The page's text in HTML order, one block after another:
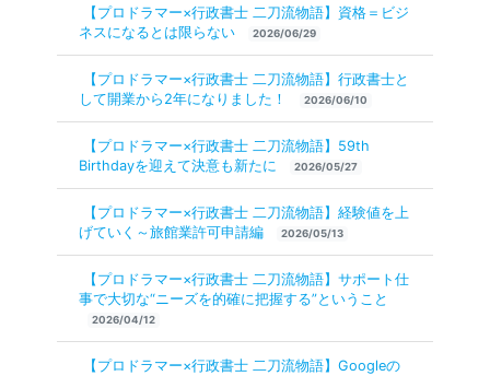
【プロドラマー×行政書士 二刀流物語】資格＝ビジ
ネスになるとは限らない
2026/06/29
【プロドラマー×行政書士 二刀流物語】行政書士と
して開業から2年になりました！
2026/06/10
【プロドラマー×行政書士 二刀流物語】59th
Birthdayを迎えて決意も新たに
2026/05/27
【プロドラマー×行政書士 二刀流物語】経験値を上
げていく～旅館業許可申請編
2026/05/13
【プロドラマー×行政書士 二刀流物語】サポート仕
事で大切な“ニーズを的確に把握する”ということ
2026/04/12
【プロドラマー×行政書士 二刀流物語】Googleの